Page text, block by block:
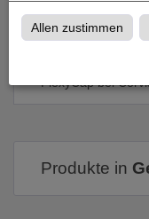
PlexyCap bei
Produkte in
Allen zustimmen